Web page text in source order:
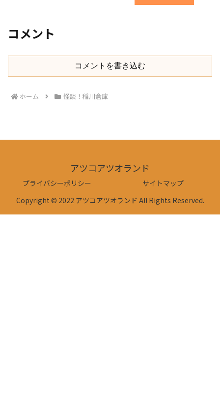
コメント
コメントを書き込む
ホーム 怪談！稲川倉庫
アツコアツオランド
プライバシーポリシー
サイトマップ
Copyright © 2022 アツコアツオランド All Rights Reserved.